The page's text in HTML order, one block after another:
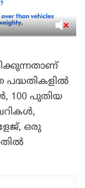
പദ്ധതികളിൽ
100 പുതിയ
ഒരു